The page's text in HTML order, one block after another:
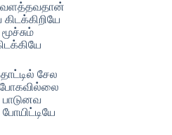
வளத்தவதான்
சேல
பாடுனவ